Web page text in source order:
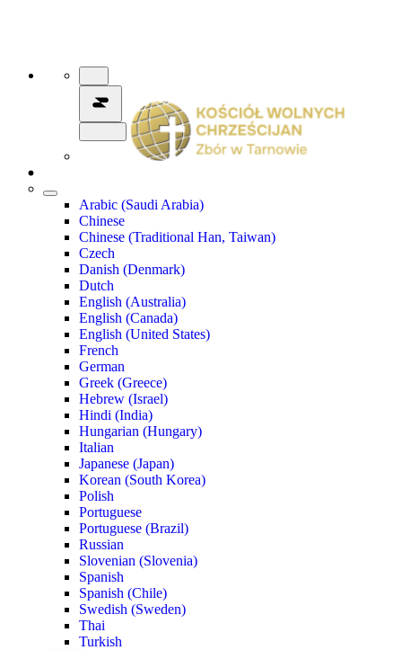
Arabic (Saudi Arabia)
Chinese
Chinese (Traditional Han, Taiwan)
Czech
Danish (Denmark)
Dutch
English (Australia)
English (Canada)
English (United States)
French
German
Greek (Greece)
Hebrew (Israel)
Hindi (India)
Hungarian (Hungary)
Italian
Japanese (Japan)
Korean (South Korea)
Polish
Portuguese
Portuguese (Brazil)
Russian
Slovenian (Slovenia)
Spanish
Spanish (Chile)
Swedish (Sweden)
Thai
Turkish